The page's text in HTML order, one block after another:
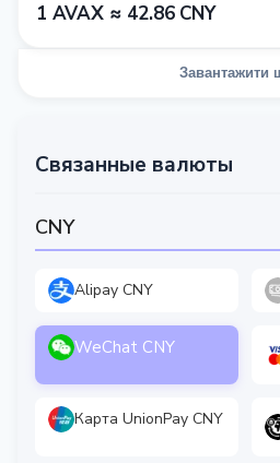
1​ AVAX ≈ 4​2​.8​6​ CNY
Завантажити
Связанные валюты
CNY
Alipay CNY
WeChat CNY
Карта UnionPay CNY